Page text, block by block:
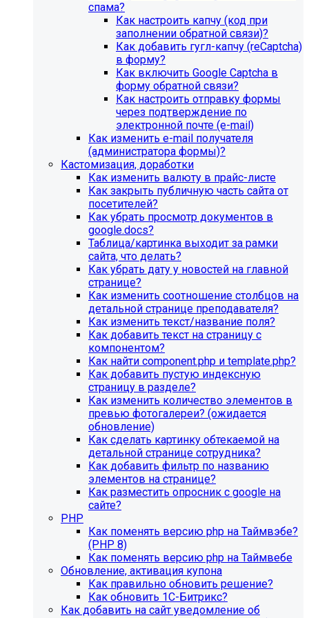
спама?
Как настроить капчу (код при
заполнении обратной связи)?
Как добавить гугл-капчу (reCaptcha)
в форму?
Как включить Google Captcha в
форму обратной связи?
Как настроить отправку формы
через подтверждение по
электронной почте (e-mail)
Как изменить e-mail получателя
(администратора формы)?
Кастомизация, доработки
Как изменить валюту в прайс-листе
Как закрыть публичную часть сайта от
посетителей?
Как убрать просмотр документов в
google.docs?
Таблица/картинка выходит за рамки
сайта, что делать?
Как убрать дату у новостей на главной
странице?
Как изменить соотношение столбцов на
детальной странице преподавателя?
Как изменить текст/название поля?
Как добавить текст на страницу с
компонентом?
Как найти component.php и template.php?
Как добавить пустую индексную
страницу в разделе?
Как изменить количество элементов в
превью фотогалереи? (ожидается
обновление)
Как сделать картинку обтекаемой на
детальной странице сотрудника?
Как добавить фильтр по названию
элементов на странице?
Как разместить опросник с google на
сайте?
PHP
Как поменять версию php на Таймвэбе?
(PHP 8)
Как поменять версию php на Таймвебе
Обновление, активация купона
Как правильно обновить решение?
Как обновить 1С-Битрикс?
Как добавить на сайт уведомление об